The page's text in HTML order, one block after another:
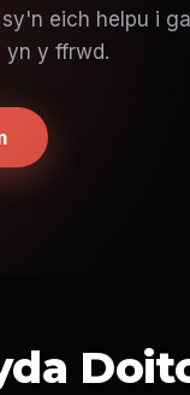
eich helpu i
yn y ffrwd.